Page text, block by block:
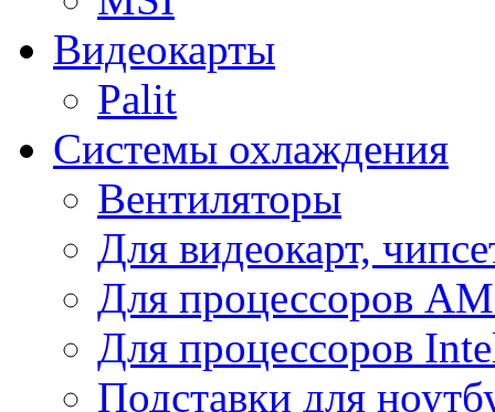
Видеокарты
Palit
Системы охлаждения
Вентиляторы
Для видеокарт,
Для процессоров
Для процессоров
Подставки для